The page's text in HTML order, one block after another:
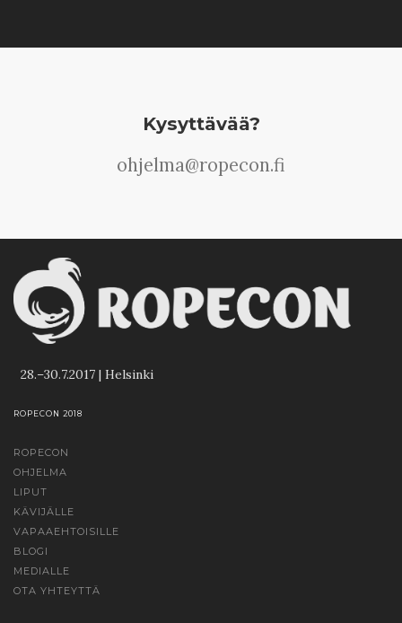
Kysyttävää?
ohjelma@ropecon.fi
28.–30.7.2017 | Helsinki
ROPECON 2018
ROPECON
OHJELMA
LIPUT
KÄVIJÄLLE
VAPAAEHTOISILLE
BLOGI
MEDIALLE
OTA YHTEYTTÄ